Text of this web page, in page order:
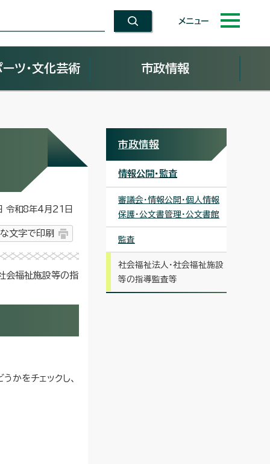
メニュー
ーツ・文化芸術 市政情報
和8年4月21日
文字で印刷
会福祉施設等の指
かをチェックし、
市政情報
情報公開・監査
審議会・情報公開・個人情報
保護・公文書管理・公文書館
監査
社会福祉法人・社会福祉施設
等の指導監査等